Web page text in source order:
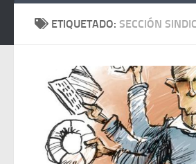
ETIQUETADO: SECCIÓN